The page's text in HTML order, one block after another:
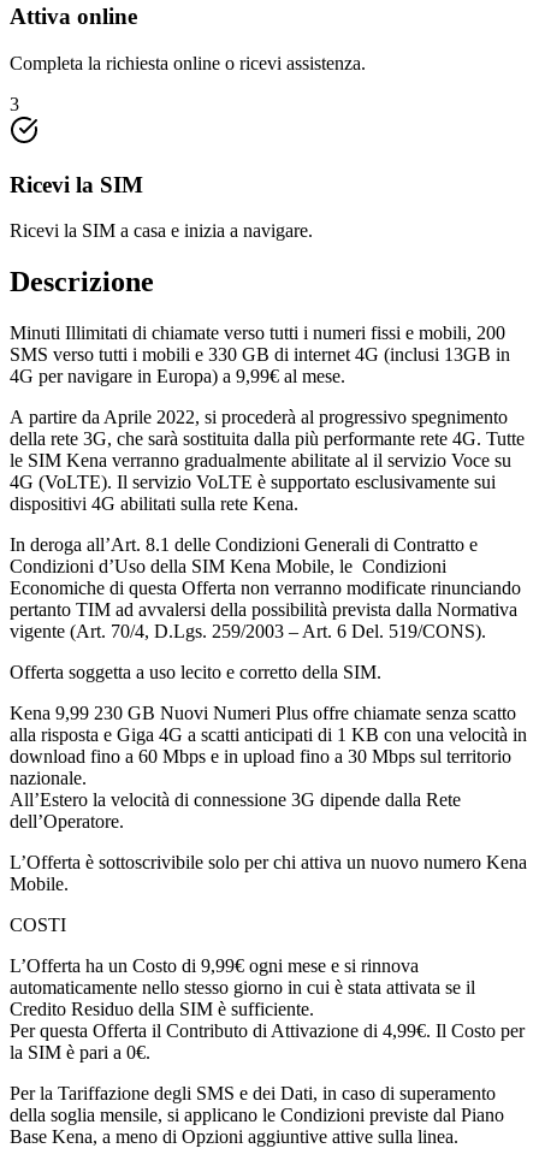
Attiva online
Completa la richiesta online o ricevi assistenza.
3
Ricevi la SIM
Ricevi la SIM a casa e inizia a navigare.
Descrizione
Minuti Illimitati di chiamate verso tutti i numeri fissi e mobili, 200
SMS verso tutti i mobili e 330 GB di internet 4G (inclusi 13GB in
4G per navigare in Europa) a 9,99€ al mese.
A partire da Aprile 2022, si procederà al progressivo spegnimento
della rete 3G, che sarà sostituita dalla più performante rete 4G. Tutte
le SIM Kena verranno gradualmente abilitate al il servizio Voce su
4G (VoLTE). Il servizio VoLTE è supportato esclusivamente sui
dispositivi 4G abilitati sulla rete Kena.
In deroga all’Art. 8.1 delle Condizioni Generali di Contratto e
Condizioni d’Uso della SIM Kena Mobile, le Condizioni
Economiche di questa Offerta non verranno modificate rinunciando
pertanto TIM ad avvalersi della possibilità prevista dalla Normativa
vigente (Art. 70/4, D.Lgs. 259/2003 – Art. 6 Del. 519/CONS).
Offerta soggetta a uso lecito e corretto della SIM.
Kena 9,99 230 GB Nuovi Numeri Plus offre chiamate senza scatto
alla risposta e Giga 4G a scatti anticipati di 1 KB con una velocità in
download fino a 60 Mbps e in upload fino a 30 Mbps sul territorio
nazionale.
All’Estero la velocità di connessione 3G dipende dalla Rete
dell’Operatore.
L’Offerta è sottoscrivibile solo per chi attiva un nuovo numero Kena
Mobile.
COSTI
L’Offerta ha un Costo di 9,99€ ogni mese e si rinnova
automaticamente nello stesso giorno in cui è stata attivata se il
Credito Residuo della SIM è sufficiente.
Per questa Offerta il Contributo di Attivazione di 4,99€. Il Costo per
la SIM è pari a 0€.
Per la Tariffazione degli SMS e dei Dati, in caso di superamento
della soglia mensile, si applicano le Condizioni previste dal Piano
Base Kena, a meno di Opzioni aggiuntive attive sulla linea.